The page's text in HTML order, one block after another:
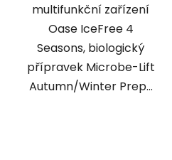
multifunkční zařízení
Oase IceFree 4
Seasons, biologický
přípravek Microbe-Lift
Autumn/Winter Prep...